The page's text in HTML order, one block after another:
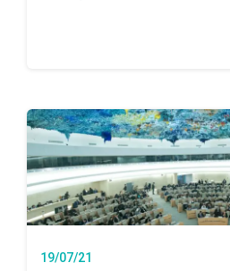
19/07/21